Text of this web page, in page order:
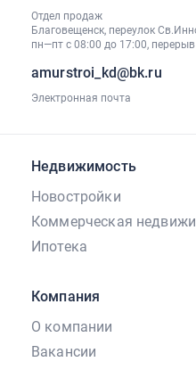
Отдел продаж
Благовещенск, переулок
пн—пт с 08:00 до 17:00,
amurstroi_kd@bk.ru
Электронная почта
Недвижимость
Новостройки
Коммерческая
Ипотека
Компания
О компании
Вакансии